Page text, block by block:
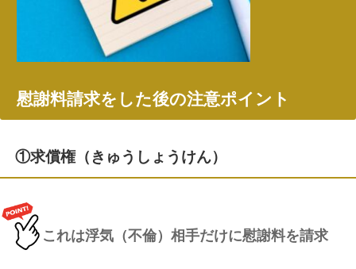
慰謝料請求をした後の注意ポイント
①求償権（きゅうしょうけん）
これは浮気（不倫）相手だけに慰謝料を請求